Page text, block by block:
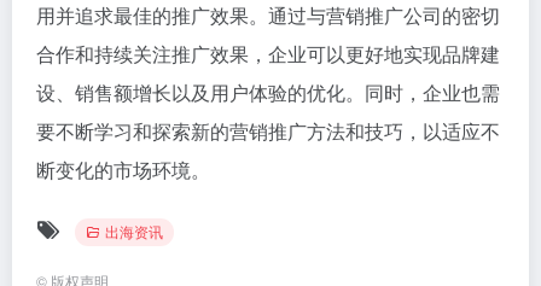
用并追求最佳的推广效果。通过与营销推广公司的密切
合作和持续关注推广效果，企业可以更好地实现品牌建
设、销售额增长以及用户体验的优化。同时，企业也需
要不断学习和探索新的营销推广方法和技巧，以适应不
断变化的市场环境。
出海资讯
© 版权声明